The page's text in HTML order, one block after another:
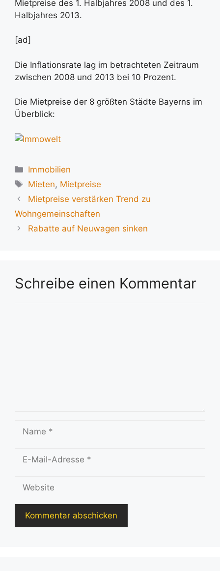
Mietpreise des 1. Halbjahres 2008 und des 1.
Halbjahres 2013.
[ad]
Die Inflationsrate lag im betrachteten Zeitraum
zwischen 2008 und 2013 bei 10 Prozent.
Die Mietpreise der 8 größten Städte Bayerns im
Überblick:
Kategorien
Immobilien
Schlagwörter
Mieten, Mietpreise
Mietpreise verstärken Trend zu
Wohngemeinschaften
Rabatte auf Neuwagen sinken
Schreibe einen Kommentar
Mail-